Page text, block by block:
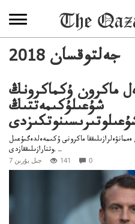
2018 جەلتوقسان
ماكرون ۇكماكرونڭ
شۇعىلۇكىمەتتىڭ
ماكرونى ۇكىمەەلدەگىۇعىل
وتنارازىلىققازدى. ..
7 جىل بۇرىن 141 0